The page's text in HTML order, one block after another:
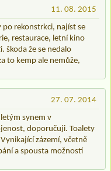
11. 08. 2015
po rekonstrkci, najíst se
restaurace, letní kino
škoda že se nedalo
to kemp ale nemůže,
27. 07. 2014
synem v
doporučuji. Toalety
zázemí, včetně
a spousta možností